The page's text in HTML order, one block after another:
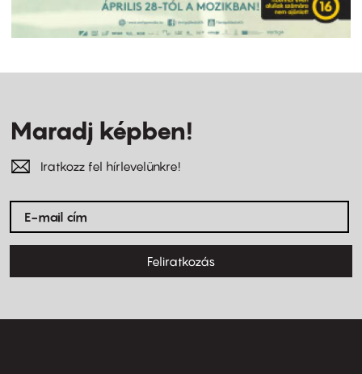
Maradj képben!
Iratkozz fel hírlevelünkre!
Feliratkozás